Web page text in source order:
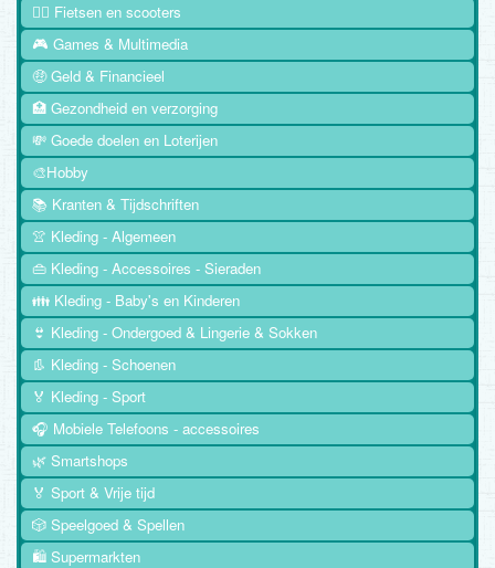
🚴‍♂️ Fietsen en scooters
🎮 Games & Multimedia
🤑 Geld & Financieel
🏥 Gezondheid en verzorging
💸 Goede doelen en Loterijen
🎨Hobby
📚 Kranten & Tijdschriften
👚 Kleding - Algemeen
👜 Kleding - Accessoires - Sieraden
👪 Kleding - Baby's en Kinderen
👙 Kleding - Ondergoed & Lingerie & Sokken
👢 Kleding - Schoenen
🏅 Kleding - Sport
🎧 Mobiele Telefoons - accessoires
🌿 Smartshops
🏅 Sport & Vrije tijd
🎲 Speelgoed & Spellen
🛍️ Supermarkten